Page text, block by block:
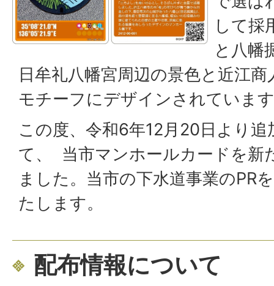
して採
と八幡
日牟礼八幡宮周辺の景色と近江
モチーフにデザインされていま
この度、令和6年12月20日より
て、 当市マンホールカードを新
ました。当市の下水道事業のPR
たします。
配布情報について